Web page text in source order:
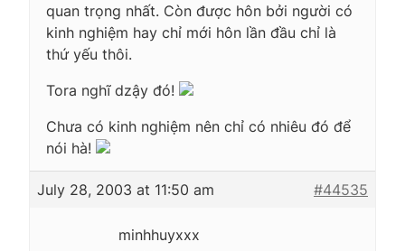
quan trọng nhất. Còn được hôn bởi người có
kinh nghiệm hay chỉ mới hôn lần đầu chỉ là
thứ yếu thôi.
Tora nghĩ dzậy đó!
Chưa có kinh nghiệm nên chỉ có nhiêu đó để
nói hà!
July 28, 2003 at 11:50 am #44535
minhhuyxxx